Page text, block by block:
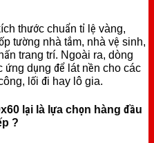
thước chuẩn tỉ lệ vàng,
tường nhà tắm, nhà vệ sinh,
trang trí. Ngoài ra, dòng
ứng dụng để lát nền cho các
lối đi hay lô gia.
lại là lựa chọn hàng đầu
?